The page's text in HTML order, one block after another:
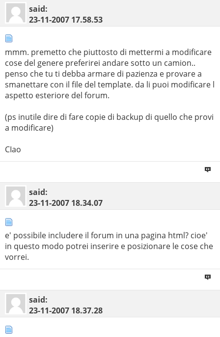
said:
23-11-2007 17.58.53
mmm. premetto che piuttosto di mettermi a modificare
cose del genere preferirei andare sotto un camion..
penso che tu ti debba armare di pazienza e provare a
smanettare con il file del template. da li puoi modificare l
aspetto esteriore del forum.
(ps inutile dire di fare copie di backup di quello che provi
a modificare)
CIao
said:
23-11-2007 18.34.07
e' possibile includere il forum in una pagina html? cioe'
in questo modo potrei inserire e posizionare le cose che
vorrei.
said:
23-11-2007 18.37.28